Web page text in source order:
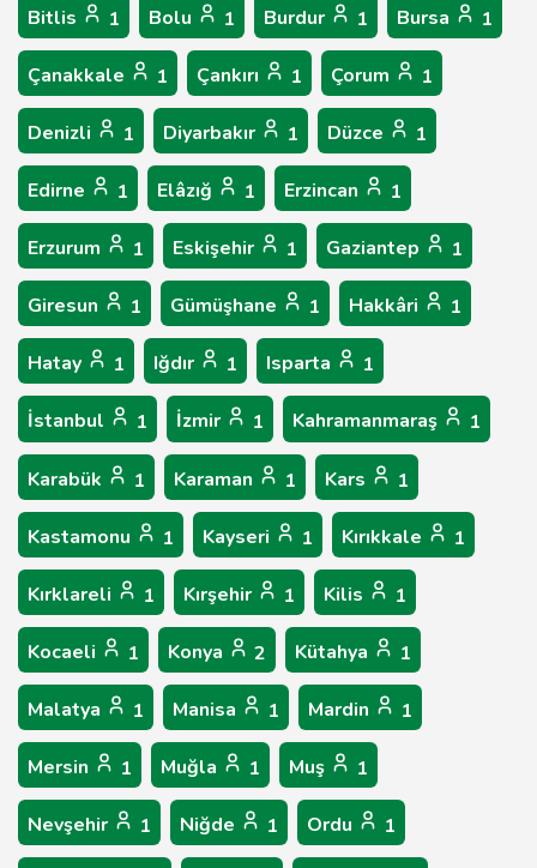
Bitlis 1 Bolu 1 Burdur 1 Bursa 1
Çanakkale 1 Çankırı 1 Çorum 1
Denizli 1 Diyarbakır 1 Düzce 1
Edirne 1 Elâzığ 1 Erzincan 1
Erzurum 1 Eskişehir 1 Gaziantep 1
Giresun 1 Gümüşhane 1 Hakkâri 1
Hatay 1 Iğdır 1 Isparta 1
İstanbul 1 İzmir 1 Kahramanmaraş 1
Karabük 1 Karaman 1 Kars 1
Kastamonu 1 Kayseri 1 Kırıkkale 1
Kırklareli 1 Kırşehir 1 Kilis 1
Kocaeli 1 Konya 2 Kütahya 1
Malatya 1 Manisa 1 Mardin 1
Mersin 1 Muğla 1 Muş 1
Nevşehir 1 Niğde 1 Ordu 1